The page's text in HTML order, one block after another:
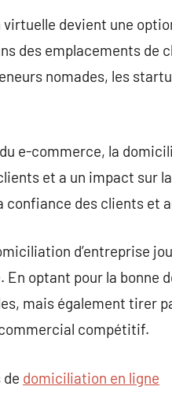
devient une
des emplacements de
nomades, les
e-commerce, la
et a un impact sur
confiance des clients et
d’entreprise
En optant pour la
mais également tirer
compétitif.
de domiciliation en ligne